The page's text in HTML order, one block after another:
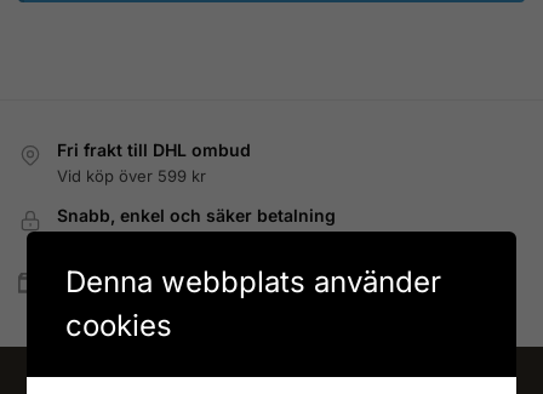
Fri frakt till DHL ombud
Vid köp över 599 kr
Snabb, enkel och säker betalning
Snabb leverans
Lagervaror skickas vanligtvis inom 1-4 vardagar
Denna webbplats använder
cookies